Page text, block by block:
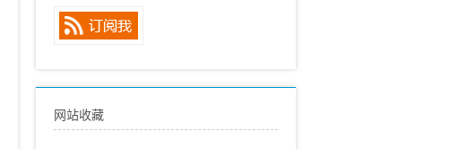
国外搜索引擎(46)
网站收藏